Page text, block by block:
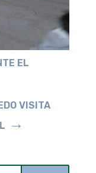
EL
VISITA
→